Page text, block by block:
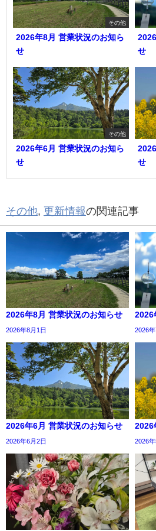
その他
2026年8月 営業状況のお知ら
せ
せ
その他
2026年6月 営業状況のお知ら
せ
せ
その他, 更新情報の関連記事
2026年8月 営業状況のお知らせ
2026年8月1日
2026
2026
2026年6月 営業状況のお知らせ
2026年6月2日
2026
2026